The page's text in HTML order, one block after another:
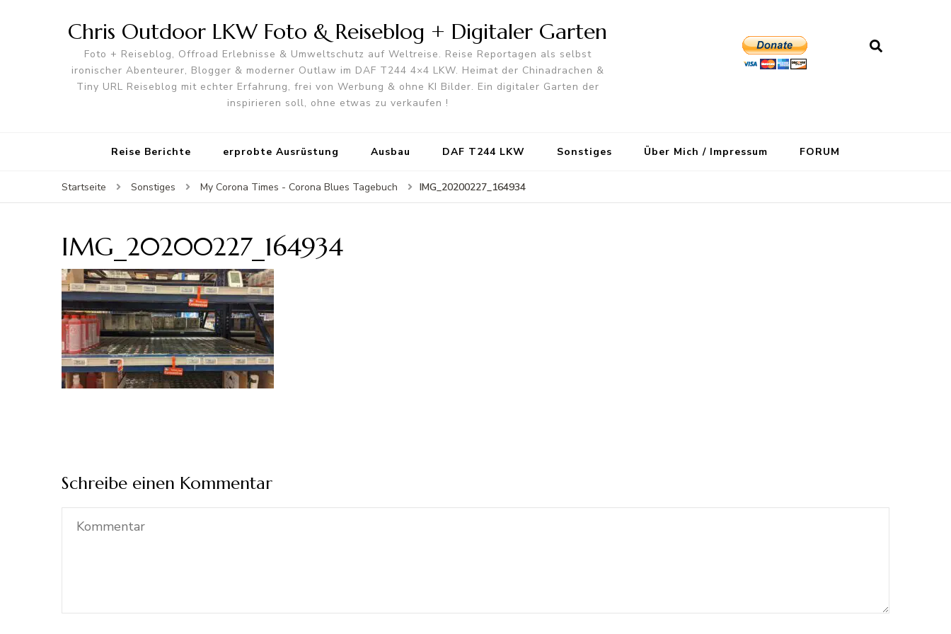
Chris Outdoor LKW Foto & Reiseblog + Digitaler Garten
Foto + Reiseblog, Offroad Erlebnisse & Umweltschutz auf Weltreise. Reise Reportagen als selbst
ironischer Abenteurer, Blogger & moderner Outlaw im DAF T244 4×4 LKW. Heimat der Chinadrachen &
Tiny URL Reiseblog mit echter Erfahrung, frei von Werbung & ohne KI Bilder. Ein digitaler Garten der
inspirieren soll, ohne etwas zu verkaufen !
Reise Berichte erprobte Ausrüstung Ausbau DAF T244 LKW Sonstiges Über Mich / Impressum FORUM
Startseite Sonstiges My Corona Times - Corona Blues Tagebuch IMG_20200227_164934
IMG_20200227_164934
Schreibe einen Kommentar